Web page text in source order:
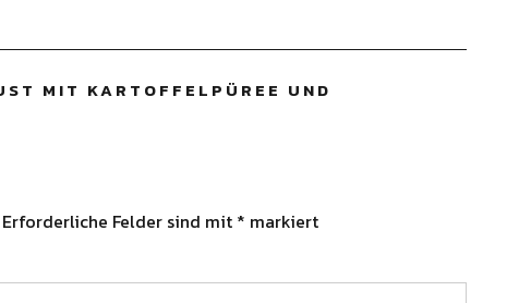
MIT KARTOFFELPÜREE UND
Erforderliche Felder sind mit * markiert